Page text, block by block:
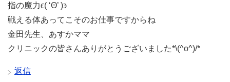
指の魔力ϵ( ‘Θ’ )϶
戦える体あってこそのお仕事ですからね
金田先生、あすかママ
クリニックの皆さんありがとうございました*\(^o^)/*
返信